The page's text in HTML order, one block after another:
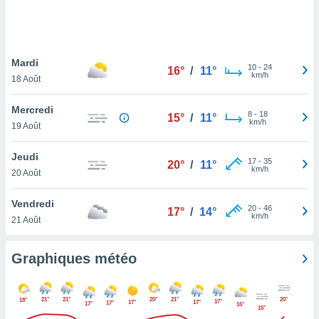
pas
de
à
cas,
que
sur le
ne
Mardi
18 Août
16° / 11° 10- 24
km/h
Mercredi
19 Août
15° / 11° 8- 18
km/h
Jeudi
20 Août
20° / 11° 17- 35
km/h
Vendredi
21 Août
17° / 14° 20- 46
km/h
Graphiques météo
18° 21° 21°
17° 17° 17° 20° 21° 17° 17° 16°
15°
20°